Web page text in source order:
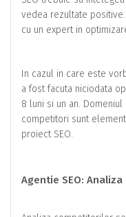
vedea rezultate
cu un expert in
In cazul in care este
a fost facuta niciodata
8 luni si un an.
competitori sunt
proiect SEO.
Agentie SEO: